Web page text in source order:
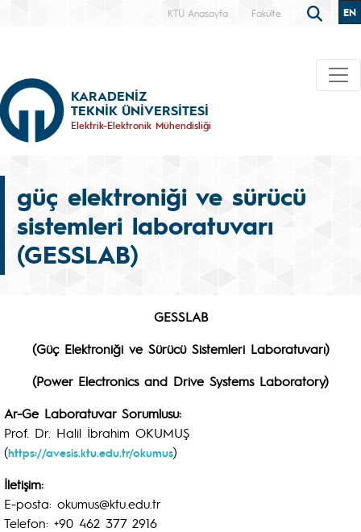
KTÜ Anasayfa Fakülte EN
KARADENİZ
TEKNİK ÜNİVERSİTESİ
Elektrik-Elektronik Mühendisliği
güç elektroniği ve sürücü
sistemleri laboratuvarı
(GESSLAB)
GESSLAB
(Güç Elektroniği ve Sürücü Sistemleri Laboratuvarı)
(Power Electronics and Drive Systems Laboratory)
Ar-Ge Laboratuvar Sorumlusu:
Prof. Dr. Halil İbrahim OKUMUŞ
(https://avesis.ktu.edu.tr/okumus)
İletişim:
E-posta: okumus@ktu.edu.tr
Telefon: +90 462 377 2916